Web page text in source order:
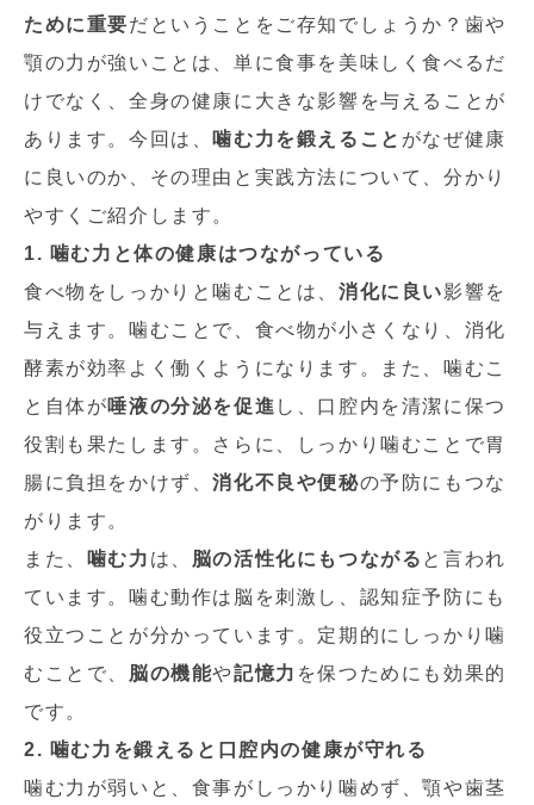
ために重要だということをご存知でしょうか？歯や
顎の力が強いことは、単に食事を美味しく食べるだ
けでなく、全身の健康に大きな影響を与えることが
あります。今回は、 噛む力を鍛えること がなぜ健康
に良いのか、その理由と実践方法について、分かり
やすくご紹介します。
1. 噛む力と体の健康はつながっている
食べ物をしっかりと噛むことは、 消化に良い影響を
与えます。噛むことで、食べ物が小さくなり、消化
酵素が効率よく働くようになります。また、噛むこ
と自体が唾液の分泌を促進 し、口腔内を清潔に保つ
役割も果たします。さらに、しっかり噛むことで胃
腸に負担をかけず、消化不良や便秘の予防にもつな
がります。
また、
噛む力 は、 脳の活性化にもつながる と言われ
ています。噛む動作は脳を刺激し、認知症予防にも
役立つことが分かっています。定期的にしっかり噛
むことで、 脳の機能や記憶力 を保つためにも効果的
です。
2. 噛む力を鍛えると口腔内の健康が守れる
噛む力が弱いと、食事がしっかり噛めず、顎や歯茎